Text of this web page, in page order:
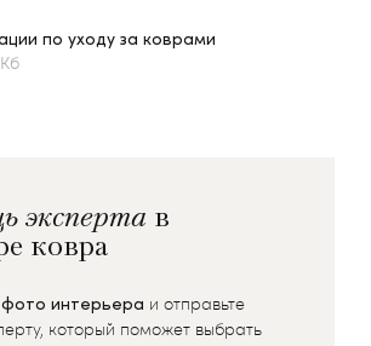
по уходу за коврами
эксперта в
ковра
фото интерьера и отправьте
который поможет выбрать